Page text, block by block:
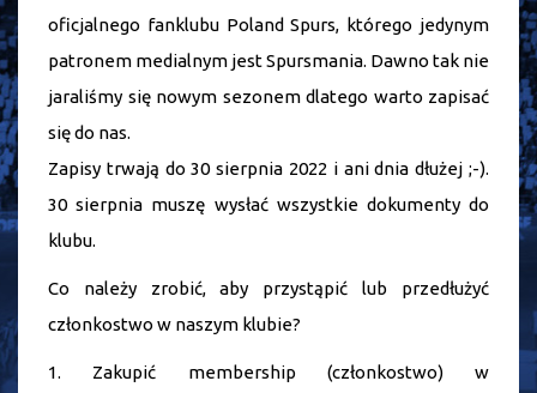
oficjalnego fanklubu Poland Spurs, którego jedynym
patronem medialnym jest Spursmania. Dawno tak nie
jaraliśmy się nowym sezonem dlatego warto zapisać
się do nas.
Zapisy trwają do 30 sierpnia 2022 i ani dnia dłużej ;-).
30 sierpnia muszę wysłać wszystkie dokumenty do
klubu.
Co należy zrobić, aby przystąpić lub przedłużyć
członkostwo w naszym klubie?
1. Zakupić membership (członkostwo) w